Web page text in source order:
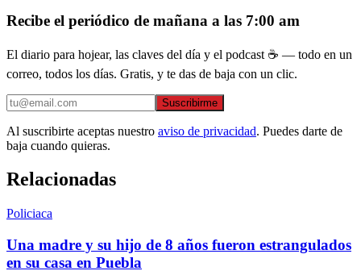
Recibe el periódico de mañana a las 7:00 am
El diario para hojear, las claves del día y el podcast ☕ — todo en un
correo, todos los días. Gratis, y te das de baja con un clic.
Suscribirme
Al suscribirte aceptas nuestro aviso de privacidad. Puedes darte de
baja cuando quieras.
Relacionadas
Policiaca
Una madre y su hijo de 8 años fueron estrangulados
en su casa en Puebla